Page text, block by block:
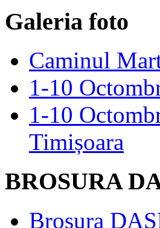
Galeria foto
Caminul
1-10
1-10
Timișoara
BROSURA
Brosura